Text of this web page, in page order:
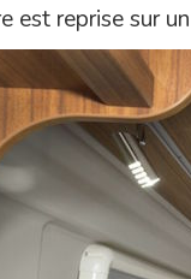
est reprise sur